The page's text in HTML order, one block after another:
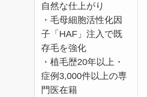
自然な仕上がり
・毛母細胞活性化因
子「HAF」注入で既
存毛を強化
・植毛歴20年以上・
症例3,000件以上の専
門医在籍